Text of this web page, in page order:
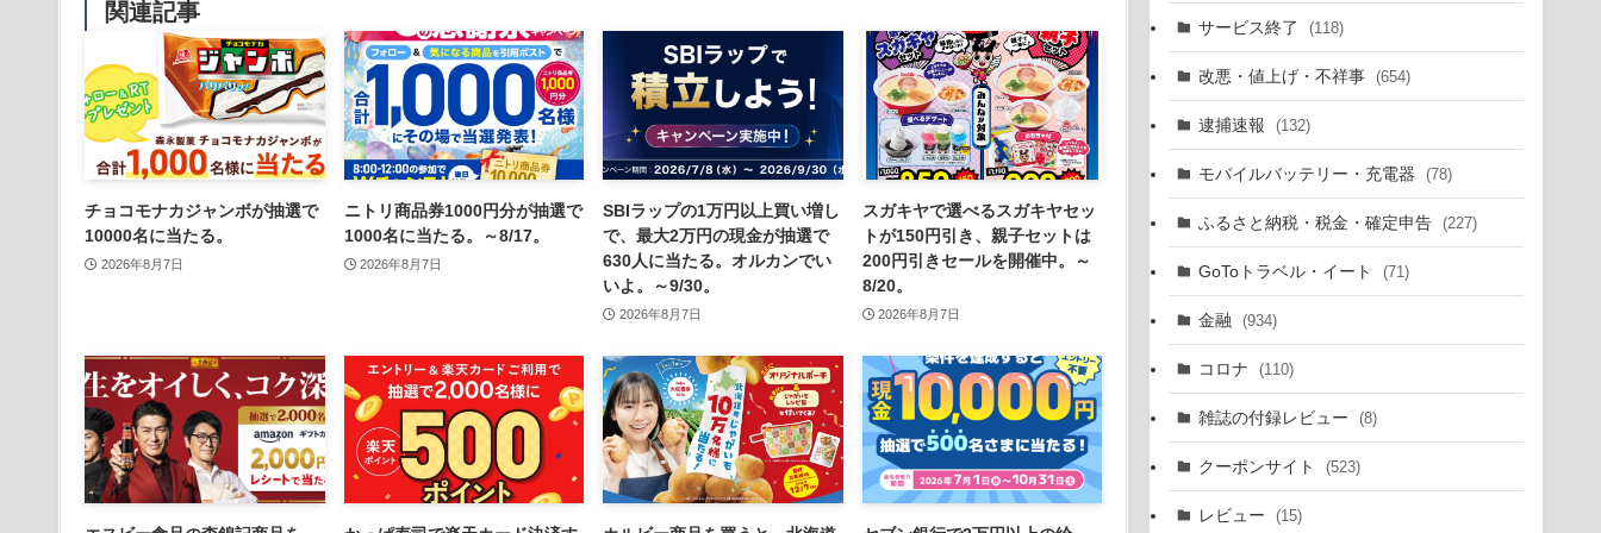
関連記事
チョコモナカジャンボが抽選で
10000名に当たる。
2026年8月7日
ニトリ商品券1000円分が抽選で
1000名に当たる。～8/17。
2026年8月7日
SBIラップの1万円以上買い増し
で、最大2万円の現金が抽選で
630人に当たる。オルカンでい
いよ。～9/30。
2026年8月7日
スガキヤで選べるスガキヤセッ
トが150円引き、親子セットは
200円引きセールを開催中。～
8/20。
2026年8月7日
サービス終了 (118)
改悪・値上げ・不祥事 (654)
逮捕速報 (132)
モバイルバッテリー・充電器 (78)
ふるさと納税・税金・確定申告 (227)
GoToトラベル・イート (71)
金融 (934)
コロナ (110)
雑誌の付録レビュー (8)
クーポンサイト (523)
レビュー (15)